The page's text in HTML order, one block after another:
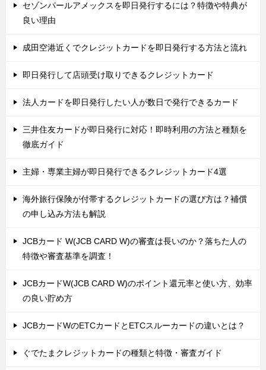
ー
ョ
セゾンパールアメックスを即日発行するには？特徴や特典が
良い理由
成田空港近くでクレジットカードを即日発行する方法と流れ
即日発行して店頭受け取りできるクレジットカード
法人カードを即日発行したい人が数日で発行できるカード
三井住友カードが即日発行に対応！即時利用の方法と種類を
徹底ガイド
主婦・専業主婦が即日発行できるクレジットカード4選
海外旅行保険が付帯するクレジットカードの選び方は？補償
の申し込み方法も解説
JCBカード W(JCB CARD W)の審査は長いのか？落ちた人の
特徴や審査基準を調査！
JCBカードW(JCB CARD W)のポイント還元率と使い方、効率
の良い貯め方
JCBカードWのETCカードとETCスルーカードの違いとは？
ぐでたまクレジットカードの種類と特徴・審査ガイド